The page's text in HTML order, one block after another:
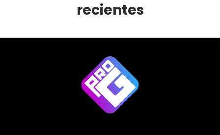
recientes